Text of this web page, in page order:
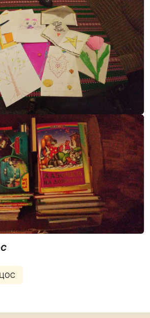
(096) 749 79 80
procopecj@gmail.com
ЦОС